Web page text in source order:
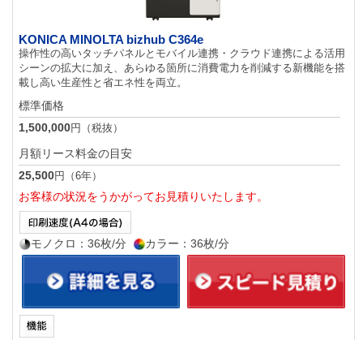
KONICA MINOLTA bizhub C364e
操作性の高いタッチパネルとモバイル連携・クラウド連携による活用
シーンの拡大に加え、あらゆる箇所に消費電力を削減する新機能を搭
載し高い生産性と省エネ性を両立。
標準価格
1,500,000円（税抜）
月額リース料金の目安
25,500円（6年）
お客様の状況をうかがってお見積りいたします。
モノクロ：36枚/分 カラー：36枚/分